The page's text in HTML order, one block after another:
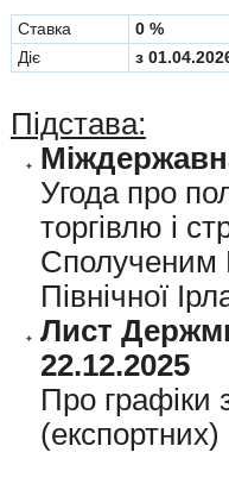
Cтавка
0 %
Діє
з
Підстава:
Угода про
торгiвлю i
Сполученим
Пiвнiчної
Лист
22.12.2025
Про графiки